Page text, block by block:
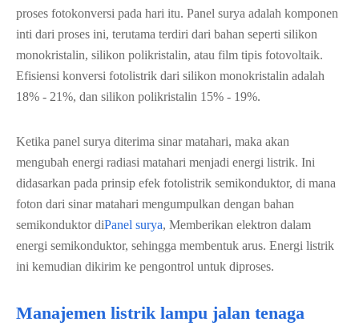
proses fotokonversi pada hari itu. Panel surya adalah komponen
inti dari proses ini, terutama terdiri dari bahan seperti silikon
monokristalin, silikon polikristalin, atau film tipis fotovoltaik.
Efisiensi konversi fotolistrik dari silikon monokristalin adalah
18% - 21%, dan silikon polikristalin 15% - 19%.
Ketika panel surya diterima sinar matahari, maka akan
mengubah energi radiasi matahari menjadi energi listrik. Ini
didasarkan pada prinsip efek fotolistrik semikonduktor, di mana
foton dari sinar matahari mengumpulkan dengan bahan
semikonduktor diPanel surya, Memberikan elektron dalam
energi semikonduktor, sehingga membentuk arus. Energi listrik
ini kemudian dikirim ke pengontrol untuk diproses.
Manajemen listrik lampu jalan tenaga